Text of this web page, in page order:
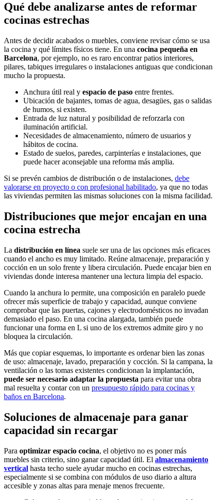
Qué debe analizarse antes de reformar
cocinas estrechas
Antes de decidir acabados o muebles, conviene revisar cómo se usa
la cocina y qué límites físicos tiene. En una cocina pequeña en
Barcelona, por ejemplo, no es raro encontrar patios interiores,
pilares, tabiques irregulares o instalaciones antiguas que condicionan
mucho la propuesta.
Anchura útil real y espacio de paso entre frentes.
Ubicación de bajantes, tomas de agua, desagües, gas o salidas
de humos, si existen.
Entrada de luz natural y posibilidad de reforzarla con
iluminación artificial.
Necesidades de almacenamiento, número de usuarios y
hábitos de cocina.
Estado de suelos, paredes, carpinterías e instalaciones, que
puede hacer aconsejable una reforma más amplia.
Si se prevén cambios de distribución o de instalaciones, debe
valorarse en proyecto o con profesional habilitado, ya que no todas
las viviendas permiten las mismas soluciones con la misma facilidad.
Distribuciones que mejor encajan en una
cocina estrecha
La distribución en línea suele ser una de las opciones más eficaces
cuando el ancho es muy limitado. Reúne almacenaje, preparación y
cocción en un solo frente y libera circulación. Puede encajar bien en
viviendas donde interesa mantener una lectura limpia del espacio.
Cuando la anchura lo permite, una composición en paralelo puede
ofrecer más superficie de trabajo y capacidad, aunque conviene
comprobar que las puertas, cajones y electrodomésticos no invadan
demasiado el paso. En una cocina alargada, también puede
funcionar una forma en L si uno de los extremos admite giro y no
bloquea la circulación.
Más que copiar esquemas, lo importante es ordenar bien las zonas
de uso: almacenaje, lavado, preparación y cocción. Si la campana, la
ventilación o las tomas existentes condicionan la implantación,
puede ser necesario adaptar la propuesta para evitar una obra
mal resuelta y contar con un presupuesto rápido para cocinas y
baños en Barcelona.
Soluciones de almacenaje para ganar
capacidad sin recargar
Para optimizar espacio cocina, el objetivo no es poner más
muebles sin criterio, sino ganar capacidad útil. El almacenamiento
vertical hasta techo suele ayudar mucho en cocinas estrechas,
especialmente si se combina con módulos de uso diario a altura
accesible y zonas altas para menaje menos frecuente.